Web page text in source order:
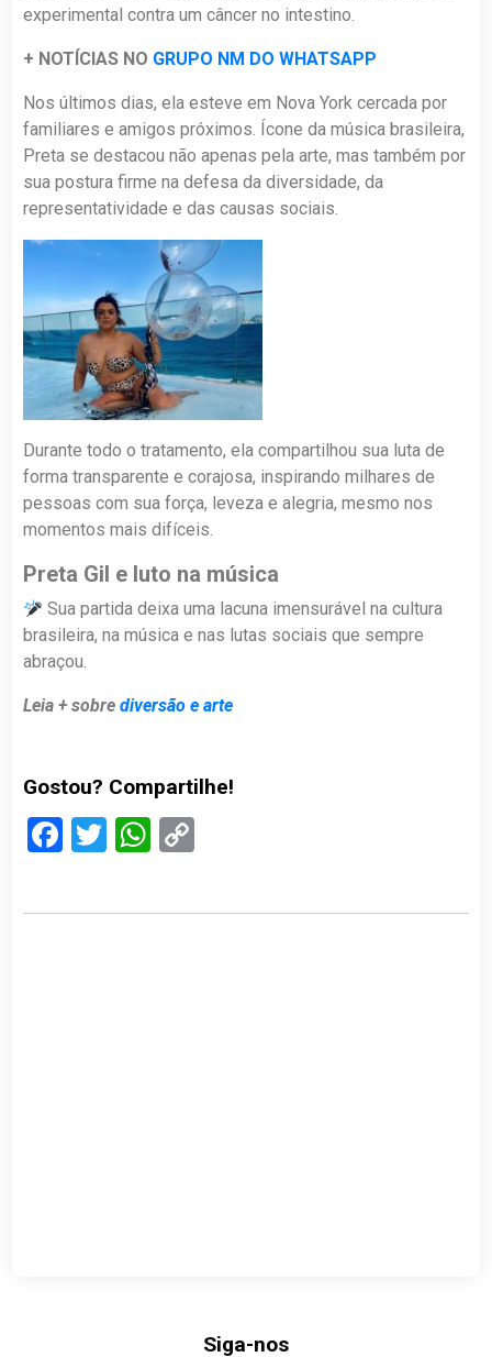
experimental contra um câncer no intestino.
+ NOTÍCIAS NO GRUPO NM DO WHATSAPP
Nos últimos dias, ela esteve em Nova York cercada por
familiares e amigos próximos. Ícone da música brasileira,
Preta se destacou não apenas pela arte, mas também por
sua postura firme na defesa da diversidade, da
representatividade e das causas sociais.
Durante todo o tratamento, ela compartilhou sua luta de
forma transparente e corajosa, inspirando milhares de
pessoas com sua força, leveza e alegria, mesmo nos
momentos mais difíceis.
Preta Gil e luto na música
Sua partida deixa uma lacuna imensurável na cultura
brasileira, na música e nas lutas sociais que sempre
abraçou.
Leia + sobrediversão e arte
Gostou? Compartilhe!
Facebook
TwitterWhatsApp
Siga-nos